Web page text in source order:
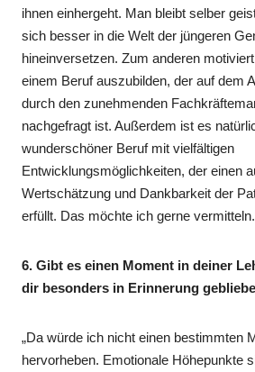
ihnen einhergeht. Man bleibt selber
sich besser in die Welt der jüngeren
hineinversetzen. Zum anderen
einem Beruf auszubilden, der auf dem
durch den zunehmenden
nachgefragt ist. Außerdem ist es
wunderschöner Beruf mit vielfältigen
Entwicklungsmöglichkeiten, der einen
Wertschätzung und Dankbarkeit der
erfüllt. Das möchte ich gerne
6. Gibt es einen Moment in deiner
dir besonders in Erinnerung
„Da würde ich nicht einen bestimmten
hervorheben. Emotionale Höhepunkte